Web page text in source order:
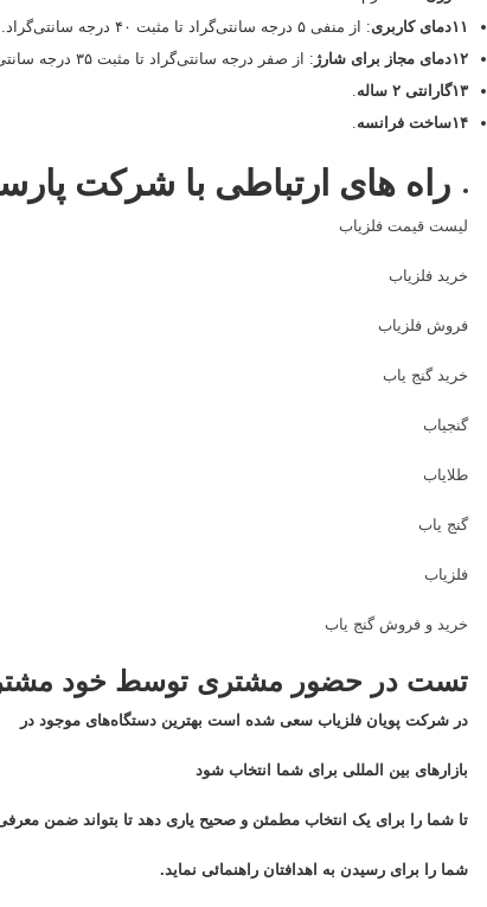
۱۱دمای کاربری
: از منفی ۵ درجه سانتی‌گراد تا مثبت ۴۰ درجه سانتی‌گراد.
۱۲دمای مجاز برای شارژ
: از صفر درجه سانتی‌گراد تا مثبت ۳۵ درجه سانتی‌گراد.
۱۳گارانتی ۲ ساله
.
۱۴ساخت فرانسه
.
راه های ارتباطی با شرکت
لیست قیمت فلزیاب
خرید فلزیاب
فروش فلزیاب
خرید گنج یاب
گنجیاب
طلایاب
گنج یاب
فلزیاب
خرید و فروش گنج یاب
تست در حضور مشتری توسط خود
در شرکت پویان فلزیاب سعی شده است بهترین دستگاه‌های موجود در
بازار‌های بین المللی برای شما انتخاب شود
تا شما را برای یک انتخاب مطمئن و صحیح یاری دهد تا بتواند ضمن
شما را برای رسیدن به اهدافتان راهنمائی نماید.